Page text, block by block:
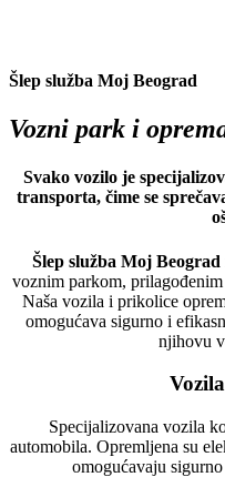
Šlep služba Moj Beograd
Vozni park i
Svako vozilo je
transporta, čime se
Šlep služba Moj Beograd
voznim parkom,
Naša vozila i prikolice
omogućava sigurno i
njihovu
Specijalizovana vozila
automobila. Opremljena su
omogućavaju